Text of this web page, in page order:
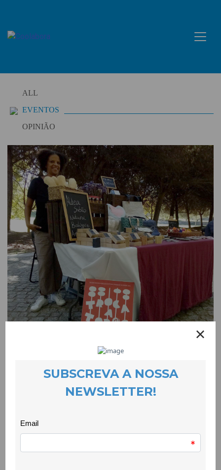
content
ALL
EVENTOS
OPINIÃO
Rede TROCA A TOD@S no Almada Green
O Troca a Tod@s foi até ao Almada Green Market, uma
iniciativa organizada pelo CIDAC que teve como temática a